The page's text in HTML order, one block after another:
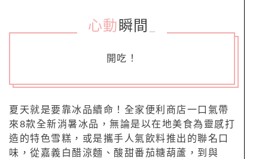
心動 瞬間
開吃！
夏天就是要靠冰品續命！全家便利商店一口氣帶
來8款全新消暑冰品，無論是以在地美食為靈感打
造的特色雪糕，或是攜手人氣飲料推出的聯名口
味，從嘉義白醋涼麵、酸甜番茄糖葫蘆，到與